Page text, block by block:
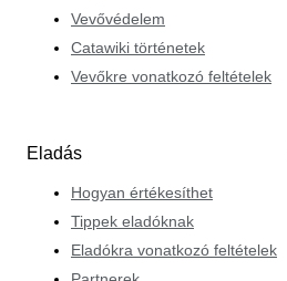
Vevővédelem
Catawiki történetek
Vevőkre vonatkozó feltételek
Eladás
Hogyan értékesíthet
Tippek eladóknak
Eladókra vonatkozó feltételek